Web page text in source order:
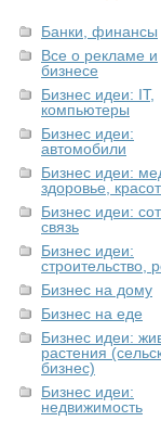
Банки, финансы
Все о рекламе и
бизнесе
Бизнес идеи: IT,
компьютеры
Бизнес идеи:
автомобили
Бизнес идеи:
здоровье,
Бизнес идеи:
связь
Бизнес идеи:
строительство,
Бизнес на дому
Бизнес на еде
Бизнес идеи:
растения
бизнес)
Бизнес идеи:
недвижимость